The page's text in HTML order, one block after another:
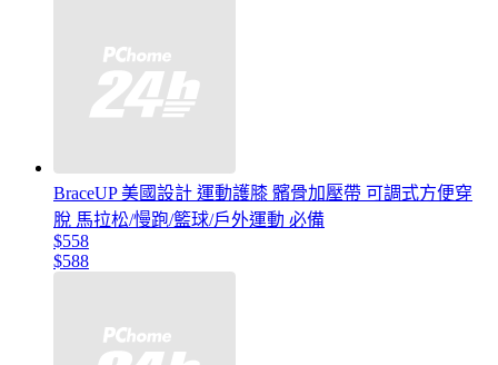
BraceUP 美國設計 運動護膝 髕骨加壓帶 可調式方便穿
脫 馬拉松/慢跑/籃球/戶外運動 必備
$558
$588